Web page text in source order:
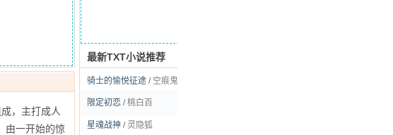
最新TXT小说推荐
骑士的愉悦征途 / 空痕鬼彻
限定初恋 /桃白百
星魂战神 / 灵隐狐
，主打成人
由一开始的惊